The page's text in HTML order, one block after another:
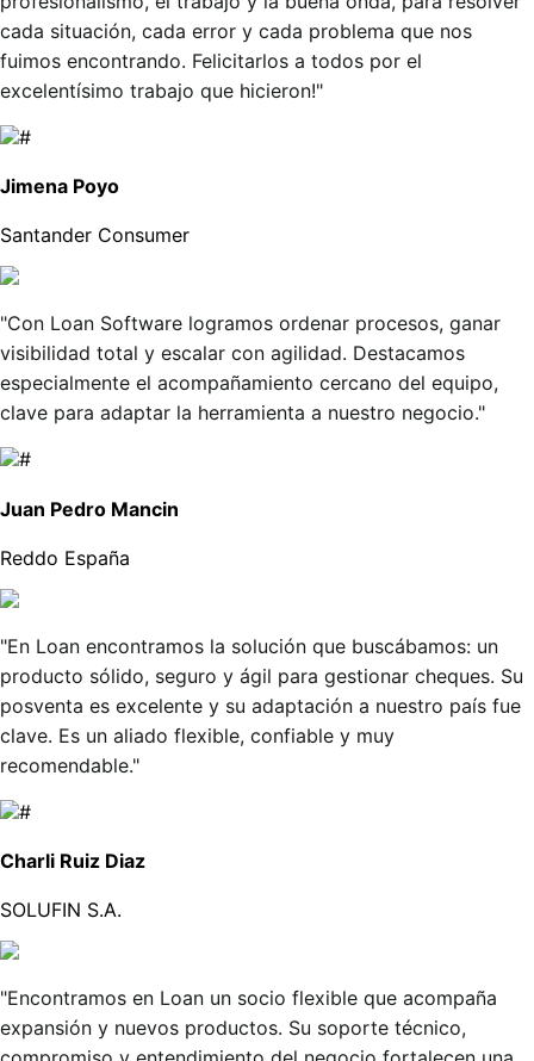
cada situación, cada error y cada problema que nos
fuimos encontrando. Felicitarlos a todos por el
excelentísimo trabajo que hicieron!"
Jimena Poyo
Santander Consumer
"Con Loan Software logramos ordenar procesos, ganar
visibilidad total y escalar con agilidad. Destacamos
especialmente el acompañamiento cercano del equipo,
clave para adaptar la herramienta a nuestro negocio."
Juan Pedro Mancin
Reddo España
"En Loan encontramos la solución que buscábamos: un
producto sólido, seguro y ágil para gestionar cheques. Su
posventa es excelente y su adaptación a nuestro país fue
clave. Es un aliado flexible, confiable y muy
recomendable."
Charli Ruiz Diaz
SOLUFIN S.A.
"Encontramos en Loan un socio flexible que acompaña
expansión y nuevos productos. Su soporte técnico,